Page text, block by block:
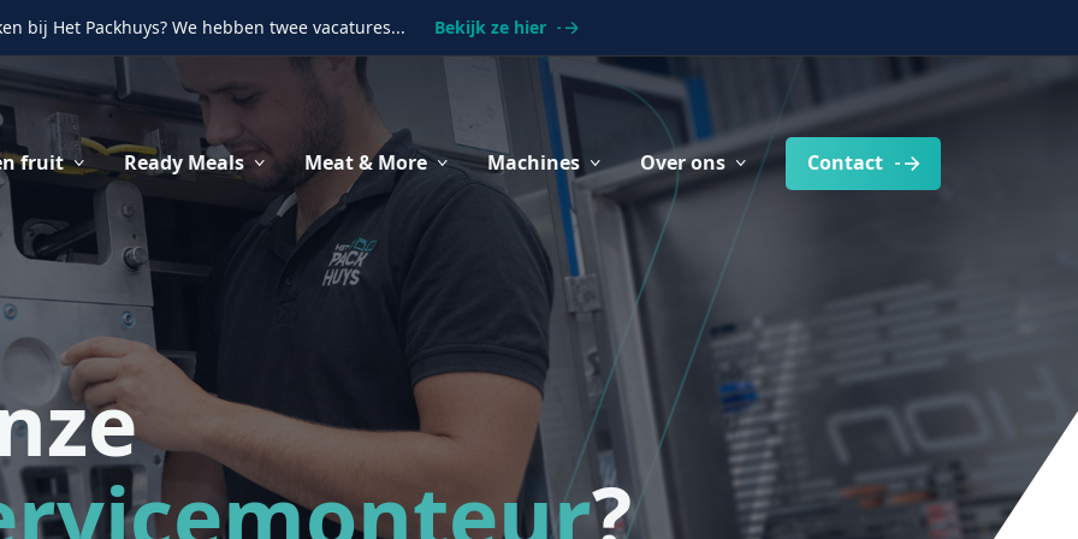
bij Het Packhuys? We hebben twee vacatures... Bekijk ze hier
fruit Ready Meals Meat & More Machines Over ons Contact